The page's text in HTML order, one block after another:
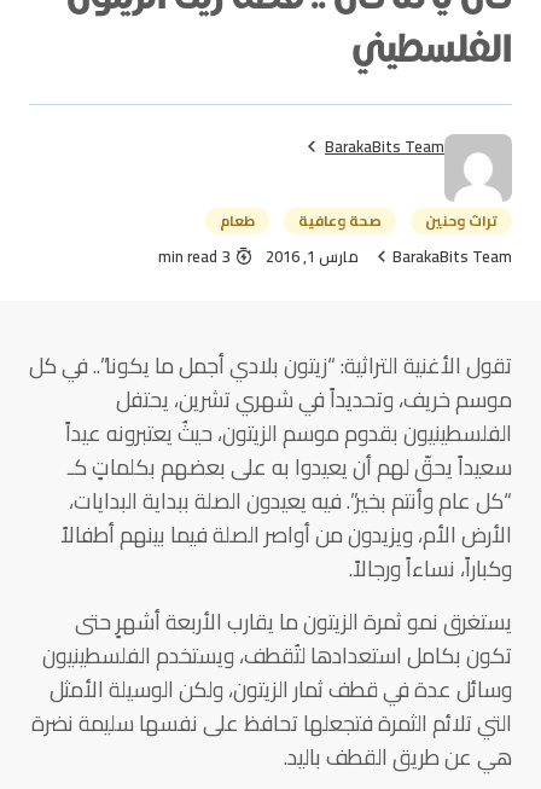
الفلسطيني
BarakaBits Team
تراث وحنين صحة وعافية طعام
BarakaBits Team مارس 1, 2016 3 min read
تقول الأغنية التراثية: “زيتون بلادي أجمل ما يكونا”.. في كل
موسم خريف، وتحديداً في شهري تشرين، يحتفل
الفلسطينيون بقدوم موسم الزيتون، حيثُ يعتبرونه عيداً
سعيداً يحقّ لهم أن يعيدوا به على بعضهم بكلماتٍ كـ
“كل عام وأنتم بخير”. فيه يعيدون الصلة ببداية البدايات،
الأرض الأم، ويزيدون من أواصر الصلة فيما بينهم أطفالاً
وكباراً، نساءاً ورجالاً.
يستغرق نمو ثمرة الزيتون ما يقارب الأربعة أشهرٍ حتى
تكون بكامل استعدادها لتُقطف، ويستخدم الفلسطينيون
وسائل عدة في قطف ثمار الزيتون، ولكن الوسيلة الأمثل
التي تلائم الثمرة فتجعلها تحافظ على نفسها سليمة نضرة
هي عن طريق القطف باليد.